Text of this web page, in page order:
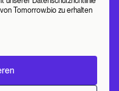
Tomorrow.bio zu erhalten